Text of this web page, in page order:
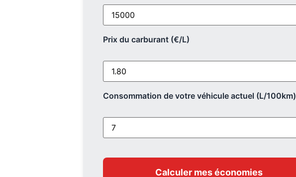
Prix du carburant (€/L)
Consommation de votre véhicule actuel (L/100km)
Calculer mes économies